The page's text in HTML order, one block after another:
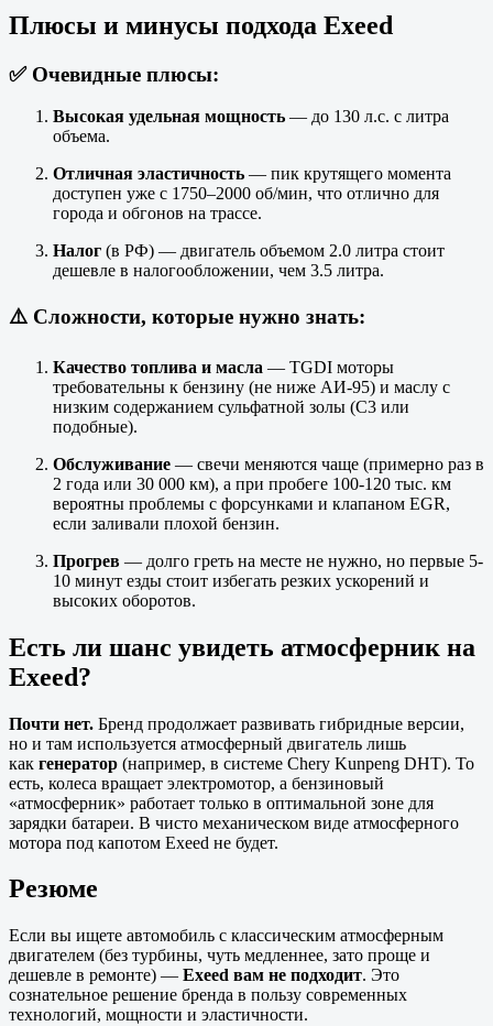
Плюсы и минусы подхода Exeed
✅ Очевидные плюсы:
Высокая удельная мощность — до 130 л.с. с литра
объема.
Отличная эластичность — пик крутящего момента
доступен уже с 1750–2000 об/мин, что отлично для
города и обгонов на трассе.
Налог (в РФ) — двигатель объемом 2.0 литра стоит
дешевле в налогообложении, чем 3.5 литра.
⚠️ Сложности, которые нужно знать:
Качество топлива и масла — TGDI моторы
требовательны к бензину (не ниже АИ-95) и маслу с
низким содержанием сульфатной золы (C3 или
подобные).
Обслуживание — свечи меняются чаще (примерно раз в
2 года или 30 000 км), а при пробеге 100-120 тыс. км
вероятны проблемы с форсунками и клапаном EGR,
если заливали плохой бензин.
Прогрев — долго греть на месте не нужно, но первые 5-
10 минут езды стоит избегать резких ускорений и
высоких оборотов.
Есть ли шанс увидеть атмосферник на
Exeed?
Почти нет. Бренд продолжает развивать гибридные версии,
но и там используется атмосферный двигатель лишь
как генератор (например, в системе Chery Kunpeng DHT). То
есть, колеса вращает электромотор, а бензиновый
«атмосферник» работает только в оптимальной зоне для
зарядки батареи. В чисто механическом виде атмосферного
мотора под капотом Exeed не будет.
Резюме
Если вы ищете автомобиль с классическим атмосферным
двигателем (без турбины, чуть медленнее, зато проще и
дешевле в ремонте) — Exeed вам не подходит. Это
сознательное решение бренда в пользу современных
технологий, мощности и эластичности.